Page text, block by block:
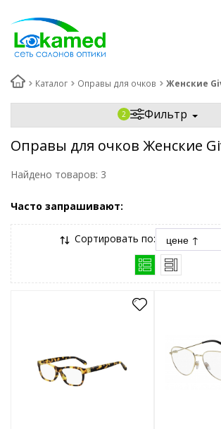
Каталог Оправы для очков Женские
Фильтр
Оправы для очков Женские
Найдено товаров: 3
Часто запрашивают:
Сортировать по: